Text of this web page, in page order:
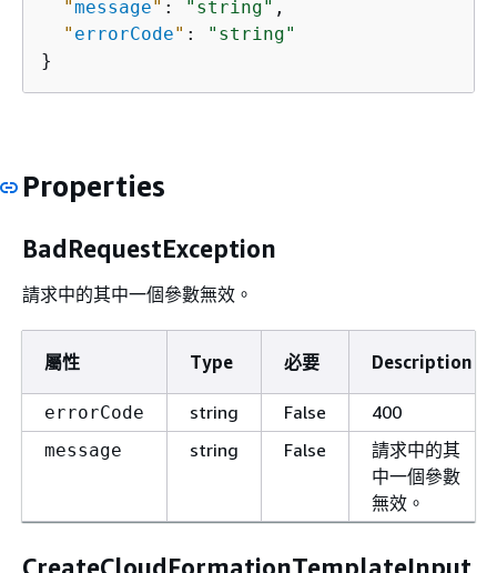
"message" : "string" ,
" errorCode" :
"string"
}
Properties
BadRequestException
請求中的其中一個參數無效。
屬性 Type 必要 Description
errorCode string False 400
message string False
請求中的其
中一個參數
無效。
CreateCloudFormationTemplateInput